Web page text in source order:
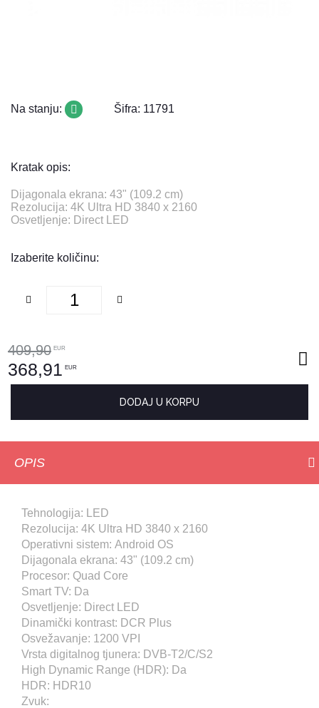
Na stanju: Šifra: 11791
Kratak opis:
Dijagonala ekrana: 43" (109.2 cm)
Rezolucija: 4K Ultra HD 3840 x 2160
Osvetljenje: Direct LED
Izaberite količinu:
409,90 EUR
368,91 EUR
DODAJ U KORPU
OPIS
Tehnologija: LED
Rezolucija: 4K Ultra HD 3840 x 2160
Operativni sistem: Android OS
Dijagonala ekrana: 43" (109.2 cm)
Procesor: Quad Core
Smart TV: Da
Osvetljenje: Direct LED
Dinamički kontrast: DCR Plus
Osvežavanje: 1200 VPI
Vrsta digitalnog tjunera: DVB-T2/C/S2
High Dynamic Range (HDR): Da
HDR: HDR10
Zvuk: